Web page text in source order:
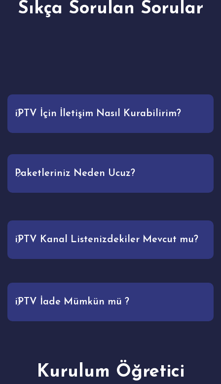
Sıkça Sorulan Sorular
iPTV İçin İletişim Nasıl Kurabilirim?
Paketleriniz Neden Ucuz?
iPTV Kanal Listenizdekiler Mevcut mu?
iPTV İade Mümkün mü ?
Kurulum Öğretici